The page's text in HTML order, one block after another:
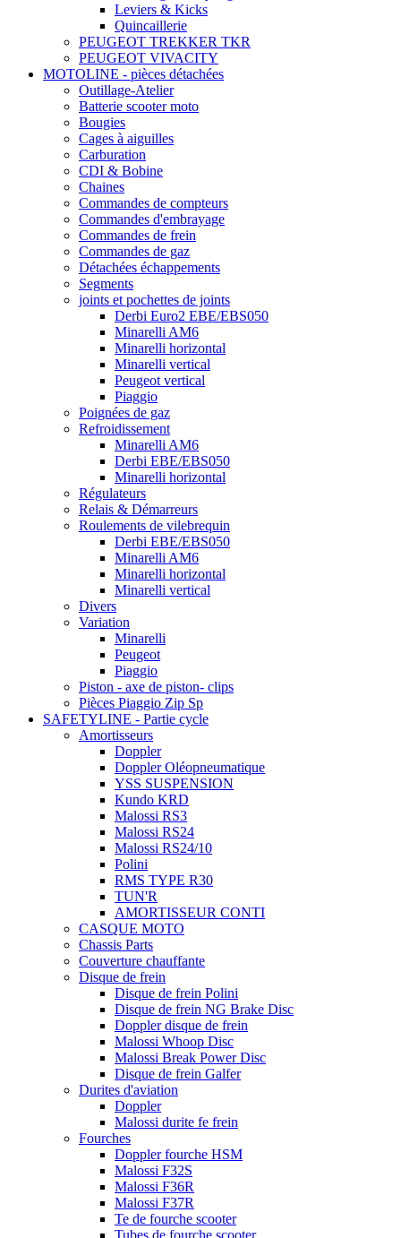
Leviers & Kicks
Quincaillerie
PEUGEOT TREKKER TKR
PEUGEOT VIVACITY
MOTOLINE - pièces détachées
Outillage-Atelier
Batterie scooter moto
Bougies
Cages à aiguilles
Carburation
CDI & Bobine
Chaines
Commandes de compteurs
Commandes d'embrayage
Commandes de frein
Commandes de gaz
Détachées échappements
Segments
joints et pochettes de joints
Derbi Euro2 EBE/EBS050
Minarelli AM6
Minarelli horizontal
Minarelli vertical
Peugeot vertical
Piaggio
Poignées de gaz
Refroidissement
Minarelli AM6
Derbi EBE/EBS050
Minarelli horizontal
Régulateurs
Relais & Démarreurs
Roulements de vilebrequin
Derbi EBE/EBS050
Minarelli AM6
Minarelli horizontal
Minarelli vertical
Divers
Variation
Minarelli
Peugeot
Piaggio
Piston - axe de piston- clips
Pièces Piaggio Zip Sp
SAFETYLINE - Partie cycle
Amortisseurs
Doppler
Doppler Oléopneumatique
YSS SUSPENSION
Kundo KRD
Malossi RS3
Malossi RS24
Malossi RS24/10
Polini
RMS TYPE R30
TUN'R
AMORTISSEUR CONTI
CASQUE MOTO
Chassis Parts
Couverture chauffante
Disque de frein
Disque de frein Polini
Disque de frein NG Brake Disc
Doppler disque de frein
Malossi Whoop Disc
Malossi Break Power Disc
Disque de frein Galfer
Durites d'aviation
Doppler
Malossi durite fe frein
Fourches
Doppler fourche HSM
Malossi F32S
Malossi F36R
Malossi F37R
Te de fourche scooter
Tubes de fourche scooter